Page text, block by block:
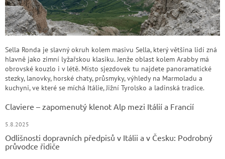
Sella Ronda je slavný okruh kolem masivu Sella, který většina lidí zná
hlavně jako zimní lyžařskou klasiku. Jenže oblast kolem Arabby má
obrovské kouzlo i v létě. Místo sjezdovek tu najdete panoramatické
stezky, lanovky, horské chaty, průsmyky, výhledy na Marmoladu a
kuchyni, ve které se míchá Itálie, Jižní Tyrolsko a ladinská tradice.
Claviere – zapomenutý klenot Alp mezi Itálií a Francií
5.8.2025
Odlišnosti dopravních předpisů v Itálii a v Česku: Podrobný
průvodce řidiče